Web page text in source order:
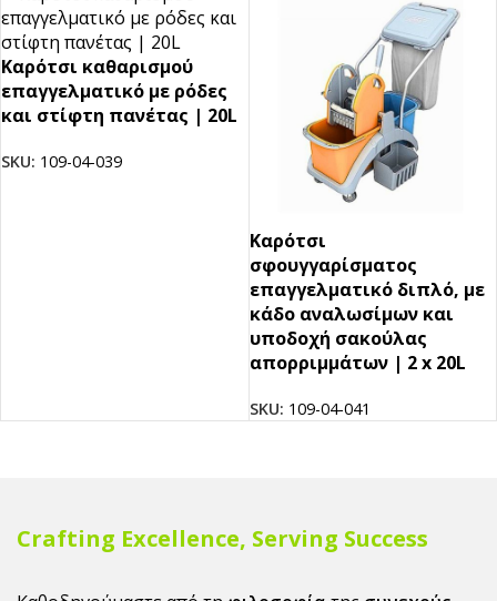
Καρότσι καθαρισμού
επαγγελματικό με ρόδες
και στίφτη πανέτας | 20L
SKU: 109-04-039
Καρότσι
σφουγγαρίσματος
επαγγελματικό διπλό, με
κάδο αναλωσίμων και
υποδοχή σακούλας
απορριμμάτων | 2 x 20L
SKU: 109-04-041
Crafting Excellence, Serving Success